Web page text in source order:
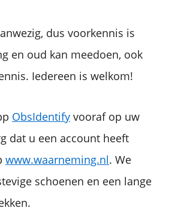
dus voorkennis is
en oud kan meedoen, ook
Iedereen is welkom!
ObsIdentify vooraf op uw
dat u een account heeft
www.waarneming.nl. We
schoenen en een lange